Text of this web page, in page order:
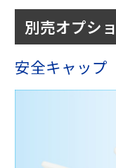
別売オプシ
安全キャップ